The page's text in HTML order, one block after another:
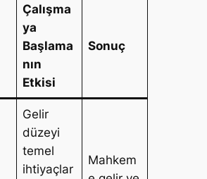
Çalışma
ya
Başlama
nın
Etkisi
Sonuç
Gelir
düzeyi
temel
ihtiyaçlar
Mahkem